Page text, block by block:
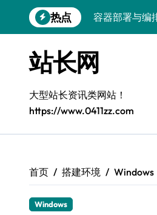
到
热点
容器部署与编
跨界融合：互
VR创业新路径
容器智能编排
模式革新驱动
Android开发
站长网
大型站长资讯类网站！
https://www.0411zz.com
首页 搭建环境 Windows
Windows